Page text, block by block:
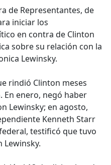
de Representantes, de
iniciar los
en contra de Clinton
sobre su relación con la
Lewinsky.
rindió Clinton meses
enero, negó haber
Lewinsky; en agosto,
Kenneth Starr
testificó que tuvo
Lewinsky.